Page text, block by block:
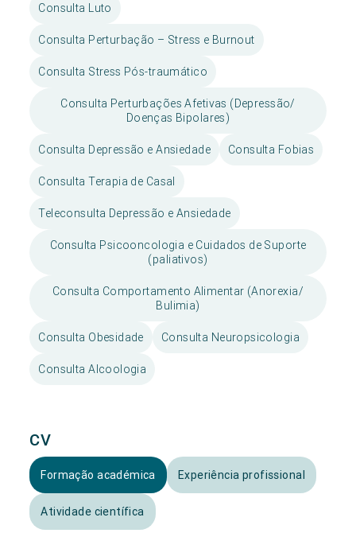
Consulta Luto
Consulta Perturbação – Stress e Burnout
Consulta Stress Pós-traumático
Consulta Perturbações Afetivas (Depressão/
Doenças Bipolares)
Consulta Depressão e Ansiedade Consulta Fobias
Consulta Terapia de Casal
Teleconsulta Depressão e Ansiedade
Consulta Psicooncologia e Cuidados de Suporte
(paliativos)
Consulta Comportamento Alimentar (Anorexia/
Bulimia)
Consulta Obesidade Consulta Neuropsicologia
Consulta Alcoologia
CV
Formação académica Experiência profissional
Atividade científica